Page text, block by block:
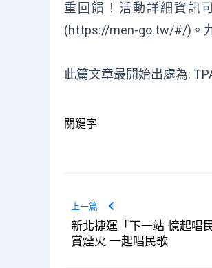
重回饋！活動詳細資訊
(https://men-go.tw/#/)。
此篇文章最開始出處為:
關鍵字
上一篇
新北捷運「下一站 憶起唱
賞煙火 一起唱民歌